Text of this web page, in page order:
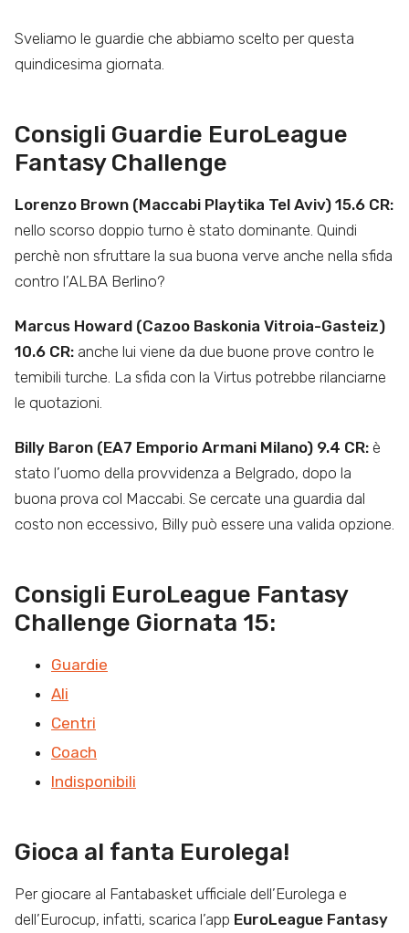
Sveliamo le guardie che abbiamo scelto per questa
quindicesima giornata.
Consigli Guardie EuroLeague
Fantasy Challenge
Lorenzo Brown (Maccabi Playtika Tel Aviv) 15.6 CR:
nello scorso doppio turno è stato dominante. Quindi
perchè non sfruttare la sua buona verve anche nella sfida
contro l’ALBA Berlino?
Marcus Howard (Cazoo Baskonia Vitroia-Gasteiz)
10.6 CR: anche lui viene da due buone prove contro le
temibili turche. La sfida con la Virtus potrebbe rilanciarne
le quotazioni.
Billy Baron (EA7 Emporio Armani Milano) 9.4 CR: è
stato l’uomo della provvidenza a Belgrado, dopo la
buona prova col Maccabi. Se cercate una guardia dal
costo non eccessivo, Billy può essere una valida opzione.
Consigli EuroLeague Fantasy
Challenge Giornata 15:
Guardie
Ali
Centri
Coach
Indisponibili
Gioca al fanta Eurolega!
Per giocare al Fantabasket ufficiale dell’Eurolega e
dell’Eurocup, infatti, scarica l’app EuroLeague Fantasy